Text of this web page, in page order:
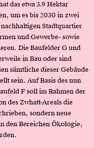
das etwa 3.9 Hektar
um es bis 2030 in zwei
Stadtquartier
und Gewerbe- sowie
Die Baufelder G und
in Bau oder sind
sämtliche dieser Gebäude
sein. Auf Basis des nun
F soll im Rahmen der
des Zwhatt-Areals die
sondern neue
den Bereichen Ökologie,